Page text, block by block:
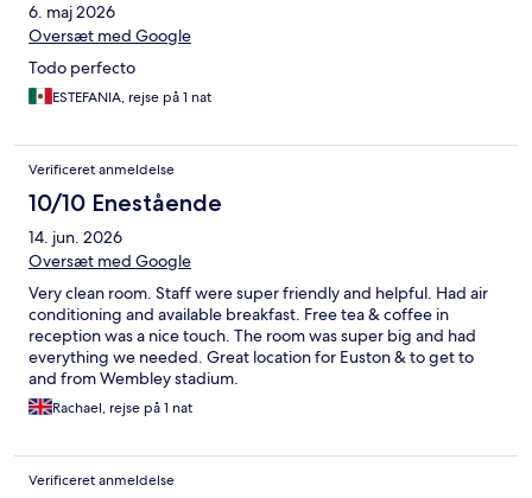
6. maj 2026
Oversæt med Google
Todo perfecto
ESTEFANIA, rejse på 1 nat
Verificeret anmeldelse
10/10 Enestående
14. jun. 2026
Oversæt med Google
Very clean room. Staff were super friendly and helpful. Had air
conditioning and available breakfast. Free tea & coffee in
reception was a nice touch. The room was super big and had
everything we needed. Great location for Euston & to get to
and from Wembley stadium.
Rachael, rejse på 1 nat
Verificeret anmeldelse